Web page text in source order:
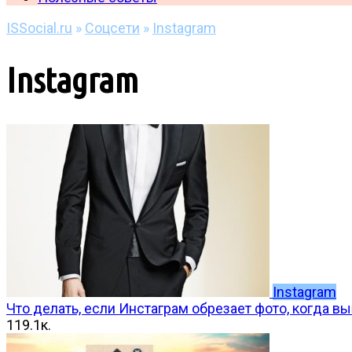
ISSocial.ru » Соцсети » Instagram
Instagram
Instagram
Что делать, если Инстаграм обрезает фото, когда
119.1к.